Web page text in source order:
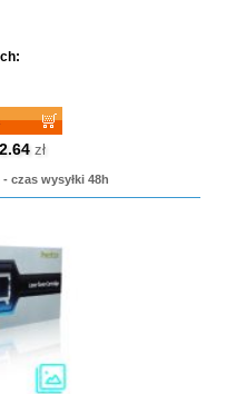
zł
czas wysyłki 48h